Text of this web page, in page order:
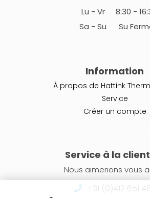
Lu - Vr
8:30 -
Sa - Su
Su
Information
À propos de Hattink
Service
Créer un compte
Service à la
Nous aimerions vous
+31 (0)412 651